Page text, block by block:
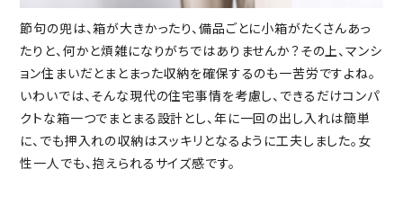
節句の兜は、箱が大きかったり、備品ごとに小箱がたくさんあっ
たりと、何かと煩雑になりがちではありませんか？その上、マンシ
ョン住まいだとまとまった収納を確保するのも一苦労ですよね。
いわいでは、そんな現代の住宅事情を考慮し、できるだけコンパ
クトな箱一つでまとまる設計とし、年に一回の出し入れは簡単
に、でも押入れの収納はスッキリとなるように工夫しました。女
性一人でも、抱えられるサイズ感です。